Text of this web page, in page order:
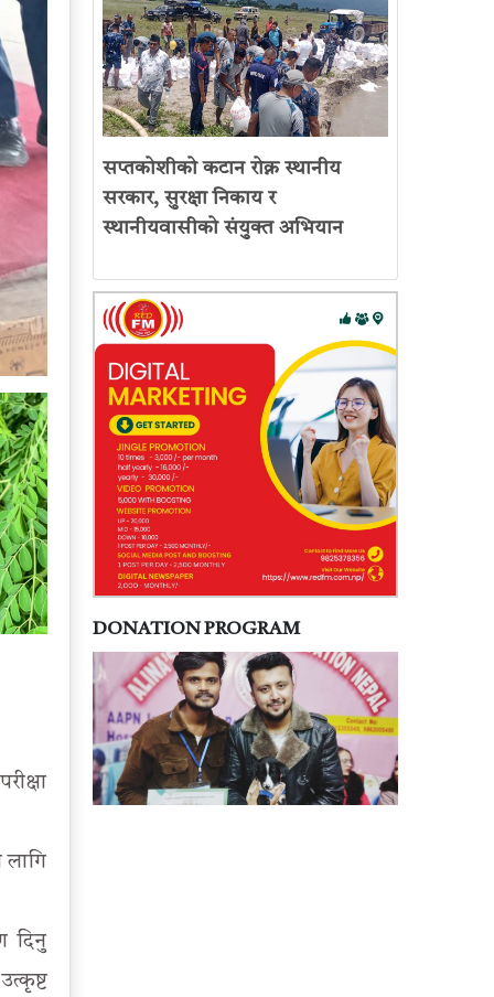
लागि
दिनु
सप्तकोशीको कटान रोक्न स्थानीय
सरकार, सुरक्षा निकाय र
स्थानीयवासीको संयुक्त अभियान
DONATION PROGRAM